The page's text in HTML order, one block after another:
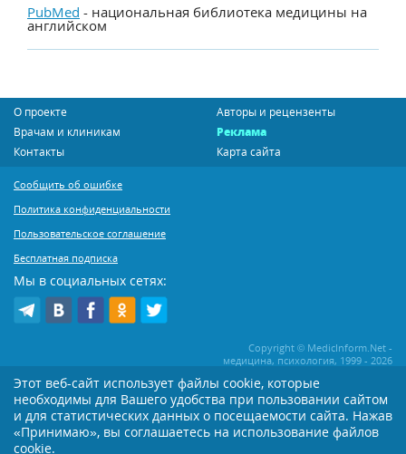
PubMed - национальная библиотека медицины на
английском
О проекте
Авторы и рецензенты
Врачам и клиникам
Реклама
Контакты
Карта сайта
Сообщить об ошибке
Политика конфиденциальности
Пользовательское соглашение
Бесплатная подписка
Мы в социальных сетях:
Copyright © MedicInform.Net -
медицина, психология, 1999 - 2026
Копирование или иное распространение статей нашего сайта строго
воспрещается. Копирование раздела "Новости" допускается при наличии
активной открытой для поисковиков ссылки на MedicInform.Net
Материалы на сайте представлены в справочных целях. Редакция не всегда
Этот веб-сайт использует файлы cookie, которые
необходимы для Вашего удобства при пользовании сайтом
и для статистических данных о посещаемости сайта. Нажав
«Принимаю», вы соглашаетесь на использование файлов
cookie.